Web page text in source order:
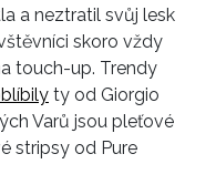
a neztratil svůj lesk
skoro vždy
touch-up. Trendy
ty od Giorgio
Varů jsou pleťové
stripsy od Pure